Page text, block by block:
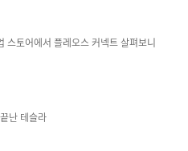
스토어에서 플레오스 커넥트 살펴보니
난 테슬라